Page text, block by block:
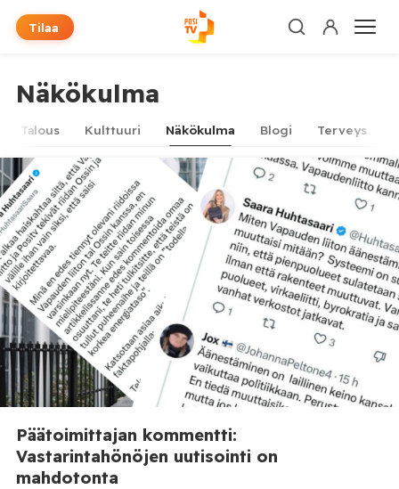
Tilaa
Näkökulma
Talous Kulttuuri Näkökulma Blogi Terveys
Päätoimittajan kommentti:
Vastarintahönöjen uutisointi on
mahdotonta